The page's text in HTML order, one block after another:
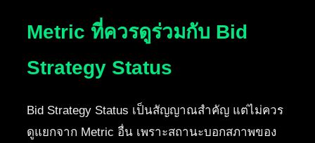
Metric ที่ควรดูร่วมกับ Bid
Strategy Status
Bid Strategy Status เป็นสัญญาณสำคัญ แต่ไม่ควร
ดูแยกจาก Metric อื่น เพราะสถานะบอกสภาพของ